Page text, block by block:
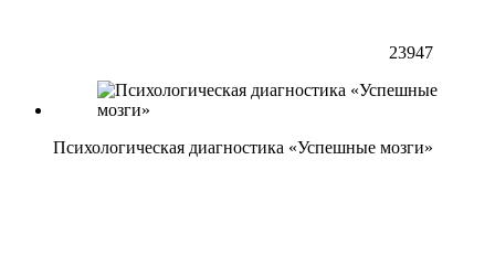
23947
Психологическая диагностика «Успешные мозги»